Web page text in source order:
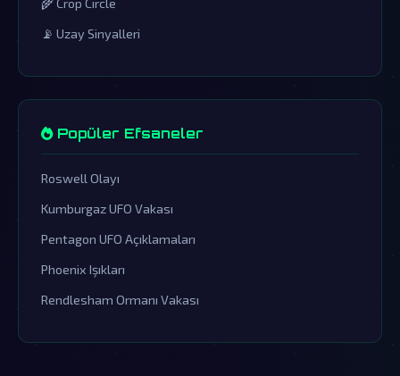
📡 Uzay Sinyalleri
Popüler Efsaneler
Roswell Olayı
Kumburgaz UFO Vakası
Pentagon UFO Açıklamaları
Phoenix Işıkları
Rendlesham Ormanı Vakası